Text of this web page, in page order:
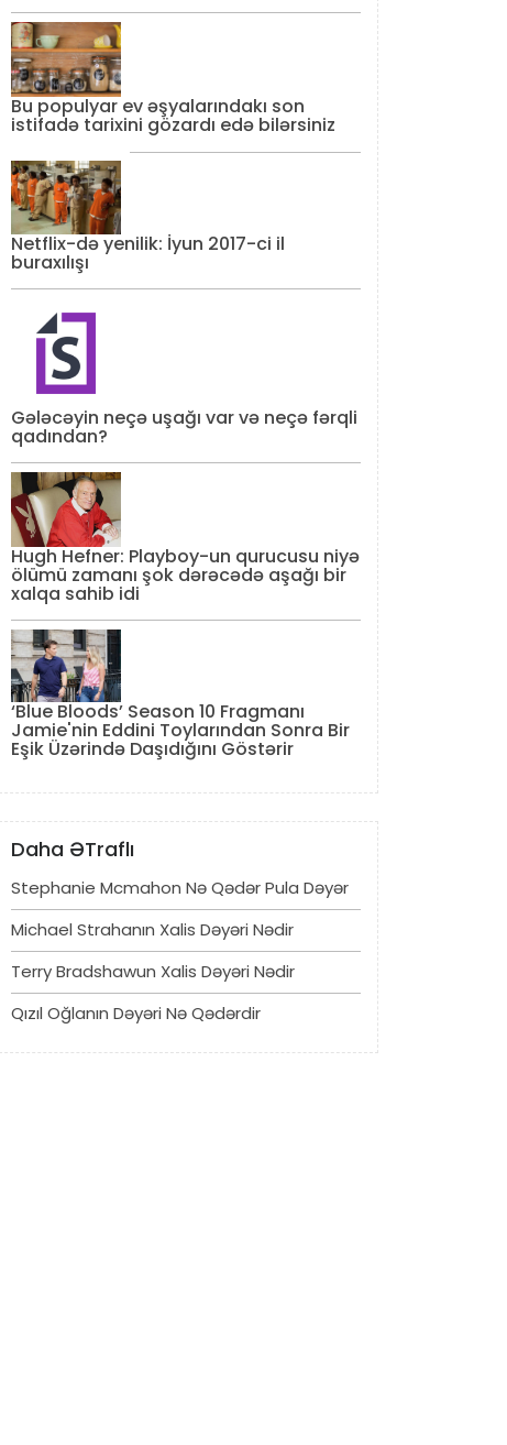
Bu populyar ev əşyalarındakı son
istifadə tarixini gözardı edə bilərsiniz
Netflix-də yenilik: İyun 2017-ci il
buraxılışı
Gələcəyin neçə uşağı var və neçə fərqli
qadından?
Hugh Hefner: Playboy-un qurucusu niyə
ölümü zamanı şok dərəcədə aşağı bir
xalqa sahib idi
‘Blue Bloods’ Season 10 Fragmanı
Jamie'nin Eddini Toylarından Sonra Bir
Eşik Üzərində Daşıdığını Göstərir
Daha ƏTraflı
Stephanie Mcmahon Nə Qədər Pula Dəyər
Michael Strahanın Xalis Dəyəri Nədir
Terry Bradshawun Xalis Dəyəri Nədir
Qızıl Oğlanın Dəyəri Nə Qədərdir